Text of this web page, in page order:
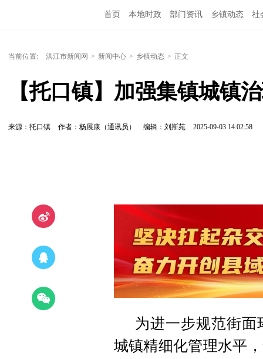
首页 本地时政 部门资讯 乡镇动态 社
当前位置: 洪江市新闻网 > 新闻中心 > 乡镇动态 > 正文
【托口镇】加强集镇城镇
来源：托口镇 作者：杨展康（通讯员） 编辑：刘斯苑 2025-09-03 14:02:58
为进一步规范街
城镇精细化管理水平